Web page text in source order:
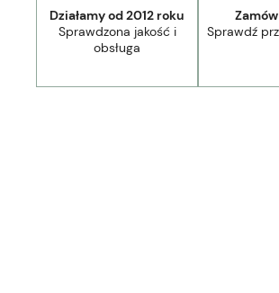
Działamy od 2012 roku
Sprawdzona jakość i
obsługa
Sprawdź